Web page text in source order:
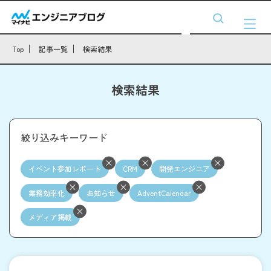
Top 記事一覧 検索結果
検索結果
絞り込みキーワード
イベント参加レポート CRM 開発エンジニア
業務効率化 お知らせ AdventCalendar
メディア掲載